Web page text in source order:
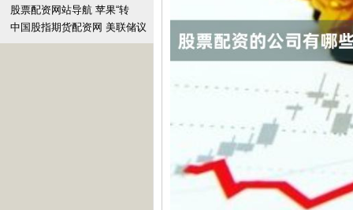
梦想
台优选
股票配资网站导航 苹果“转
向”奔驰“刹车” 电动汽车赛道盈
利困局待解
中国股指期货配资网 美联储议
息会议重磅来袭，贵金属能否